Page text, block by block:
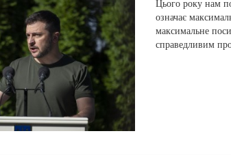
Цього року нам
означає
максимальне
справедливим